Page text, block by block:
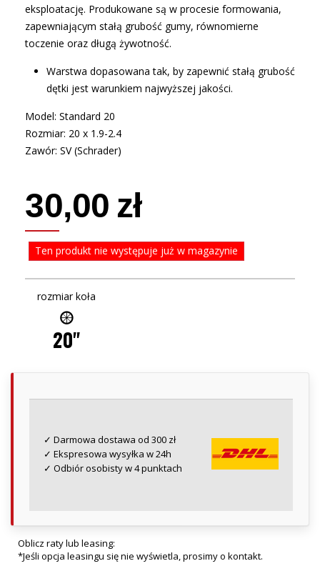
eksploatację. Produkowane są w procesie formowania,
zapewniającym stałą grubość gumy, równomierne
toczenie oraz długą żywotność.
Warstwa dopasowana tak, by zapewnić stałą grubość
dętki jest warunkiem najwyższej jakości.
Model: Standard 20
Rozmiar: 20 x 1.9-2.4
Zawór: SV (Schrader)
30,00 zł
Ten produkt nie występuje już w magazynie
rozmiar koła
20"
✓ Darmowa dostawa od 300 zł
✓ Ekspresowa wysyłka w 24h
✓ Odbiór osobisty w 4 punktach
Oblicz raty lub leasing:
*Jeśli opcja leasingu się nie wyświetla, prosimy o kontakt.